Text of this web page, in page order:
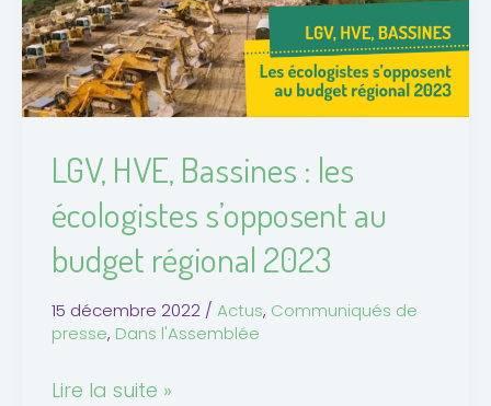
LGV, HVE, Bassines : les
écologistes s’opposent au
budget régional 2023
15 décembre 2022 / Actus, Communiqués de
presse, Dans l'Assemblée
écologistes
s’opposent
au
budget
2023
Lire la suite »